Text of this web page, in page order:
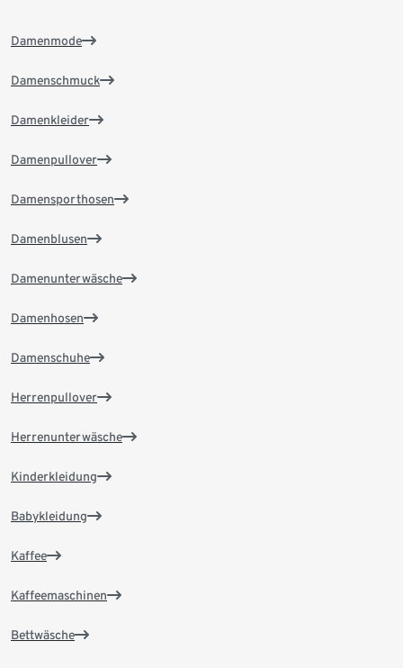
Damenmode
Damenschmuck
Damenkleider
Damenpullover
Damensporthosen
Damenblusen
Damenunterwäsche
Damenhosen
Damenschuhe
Herrenpullover
Herrenunterwäsche
Kinderkleidung
Babykleidung
Kaffee
Kaffeemaschinen
Bettwäsche